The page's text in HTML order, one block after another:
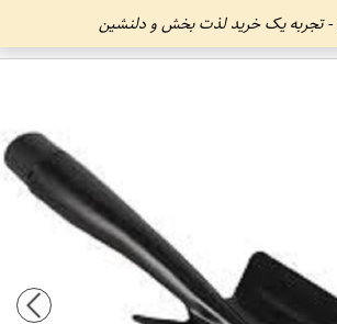
- تجربه یک خرید لذت بخش و دلنشین